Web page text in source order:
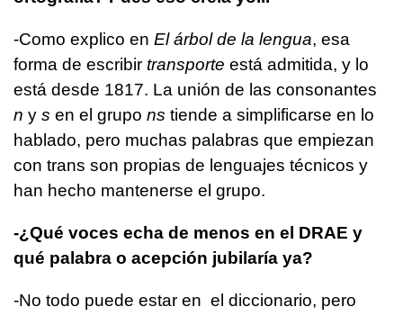
-Como explico en El árbol de la lengua, esa
forma de escribir transporte está admitida, y lo
está desde 1817. La unión de las consonantes
n y s en el grupo ns tiende a simplificarse en lo
hablado, pero muchas palabras que empiezan
con trans son propias de lenguajes técnicos y
han hecho mantenerse el grupo.
­-¿Qué voces echa de menos en el DRAE y
qué palabra o acepción jubilaría ya?
-No todo puede estar en el diccionario, pero